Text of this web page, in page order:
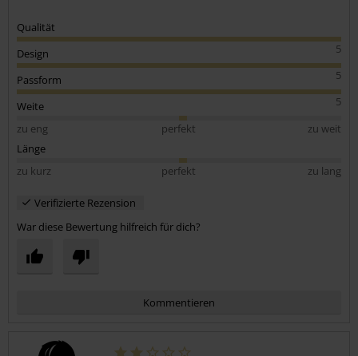
Qualität
5
Design
5
Passform
5
Weite
zu eng
perfekt
zu weit
Länge
zu kurz
perfekt zu lang
Verifizierte Rezension
War diese Bewertung hilfreich für dich?
Kommentieren